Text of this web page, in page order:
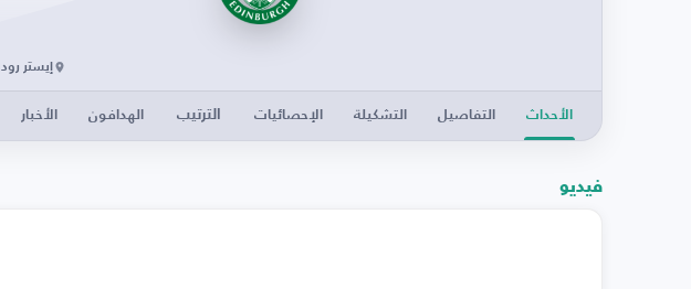
إيستر رود
الأحداث التفاصيل التشكيلة الإحصائيات الترتيب الهدافون الأخبار
فيديو